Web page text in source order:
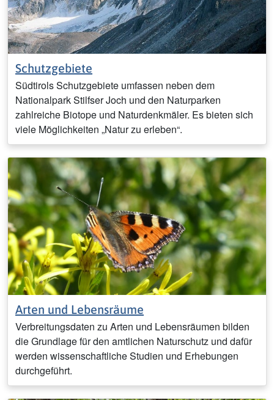
Schutzgebiete
Südtirols Schutzgebiete umfassen neben dem
Nationalpark Stilfser Joch und den Naturparken
zahlreiche Biotope und Naturdenkmäler. Es bieten sich
viele Möglichkeiten „Natur zu erleben“.
Arten und Lebensräume
Verbreitungsdaten zu Arten und Lebensräumen bilden
die Grundlage für den amtlichen Naturschutz und dafür
werden wissenschaftliche Studien und Erhebungen
durchgeführt.